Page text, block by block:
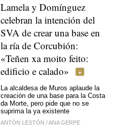
Lamela y Domínguez
celebran la intención del
SVA de crear una base en
la ría de Corcubión:
«Teñen xa moito feito:
edificio e calado»
La alcaldesa de Muros aplaude la
creación de una base para la Costa
da Morte, pero pide que no se
suprima la ya existente
ANTÓN LESTÓN /ANA GERPE